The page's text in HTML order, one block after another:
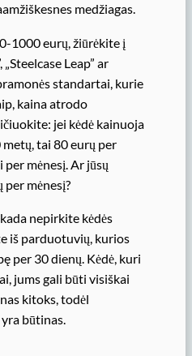
medžiagas.
1000 eurų, žiūrėkite į
Leap” ar
standartai, kurie
kaina atrodo
jei kėdė kainuoja
tai 80 eurų per
mėnesį. Ar jūsų
mėnesį?
nepirkite kėdės
iš parduotuvių, kurios
per 30 dienų. Kėdė, kuri
jums gali būti visiškai
kitoks, todėl
būtinas.